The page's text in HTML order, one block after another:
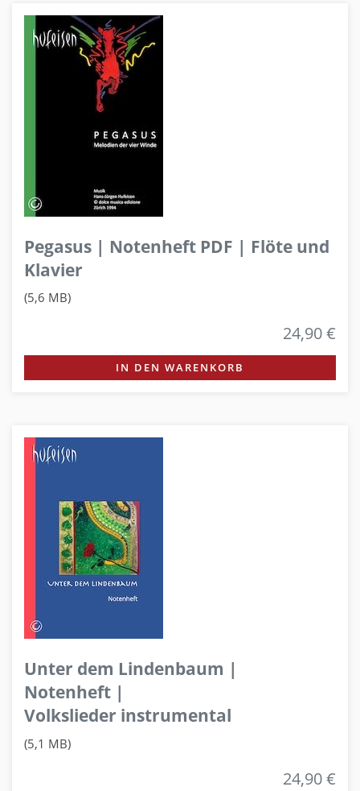
Pegasus | Notenheft PDF | Flöte und
Klavier
(5,6 MB)
24,90 €
IN DEN WARENKORB
Unter dem Lindenbaum |
Notenheft |
Volkslieder instrumental
(5,1 MB)
24,90 €